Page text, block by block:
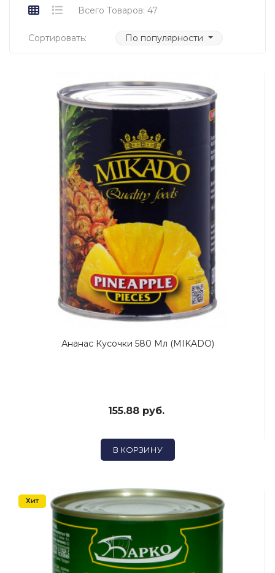
Всего Товаров: 47
Сортировать: По популярности
Ананас Кусочки 580 Мл (MIKADO)
155.88 руб.
В КОРЗИНУ
Хит